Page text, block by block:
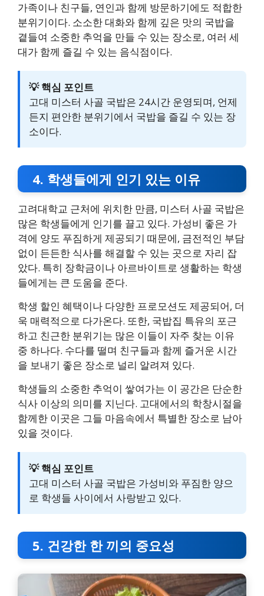
가족이나 친구들, 연인과 함께 방문하기에도 적합한
분위기이다. 소소한 대화와 함께 깊은 맛의 국밥을
곁들여 소중한 추억을 만들 수 있는 장소로, 여러 세
대가 함께 즐길 수 있는 음식점이다.
💡 핵심 포인트
고대 미스터 사골 국밥은 24시간 운영되며, 언제
든지 편안한 분위기에서 국밥을 즐길 수 있는 장
소이다.
4. 학생들에게 인기 있는 이유
고려대학교 근처에 위치한 만큼, 미스터 사골 국밥은
많은 학생들에게 인기를 끌고 있다. 가성비 좋은 가
격에 양도 푸짐하게 제공되기 때문에, 금전적인 부담
없이 든든한 식사를 해결할 수 있는 곳으로 자리 잡
았다. 특히 장학금이나 아르바이트로 생활하는 학생
들에게는 큰 도움을 준다.
학생 할인 혜택이나 다양한 프로모션도 제공되어, 더
욱 매력적으로 다가온다. 또한, 국밥집 특유의 포근
하고 친근한 분위기는 많은 이들이 자주 찾는 이유
중 하나다. 수다를 떨며 친구들과 함께 즐거운 시간
을 보내기 좋은 장소로 널리 알려져 있다.
학생들의 소중한 추억이 쌓여가는 이 공간은 단순한
식사 이상의 의미를 지닌다. 고대에서의 학창시절을
함께한 이곳은 그들 마음속에서 특별한 장소로 남아
있을 것이다.
💡 핵심 포인트
고대 미스터 사골 국밥은 가성비와 푸짐한 양으
로 학생들 사이에서 사랑받고 있다.
5. 건강한 한 끼의 중요성